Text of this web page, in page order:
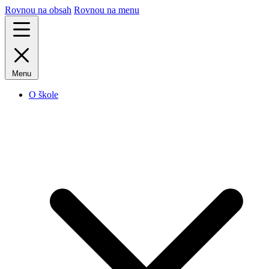
Rovnou na obsah Rovnou na menu
Menu
O škole